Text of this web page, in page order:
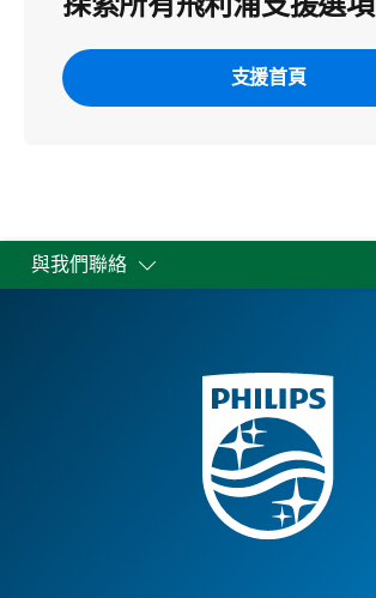
支援首頁
與我們聯絡